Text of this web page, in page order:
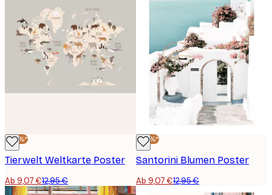
-30%*
Tierwelt Weltkarte Poster
Ab 9,07 €12,95 €
-30%*
Santorini Blumen Poster
Ab 9,07 €12,95 €